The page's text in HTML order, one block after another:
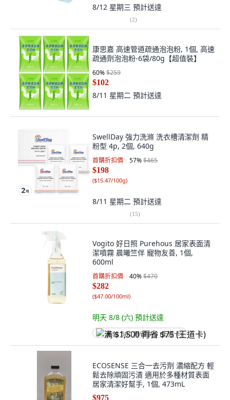
8/12 星期三 預計送達
(2)
康思嘉 高速管道疏通泡泡粉, 1個, 高速
疏通劑泡泡粉-6袋/80g【超值裝】
60%$259
$102
8/11 星期二 預計送達
SwellDay 強力洗滌 洗衣槽清潔劑 精
粉型 4p, 2個, 640g
首購折扣價 57%$465
$198
($15.47/100g)
8/11 星期二 預計送達
(15)
Vogito 好日照 Purehous 居家表面清
潔噴霧 晨曦竺伴 寵物友善, 1個,
600ml
首購折扣價 40%$470
$282
($47.00/100ml)
明天 8/8 (六) 預計送達
满 $1,500 再省 $75 (王道卡)
ECOSENSE 三合一去污劑 濃縮配方 輕
鬆去除頑固污漬 適用於多種材質表面
居家清潔好幫手, 1個, 473mL
$975